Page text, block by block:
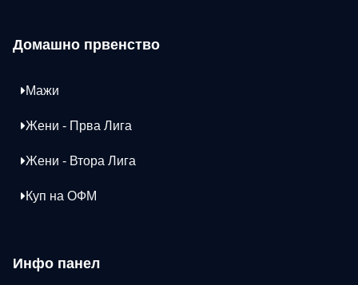
Домашно првенство
Мажи
Жени - Прва Лига
Жени - Втора Лига
Куп на ОФМ
Инфо панел